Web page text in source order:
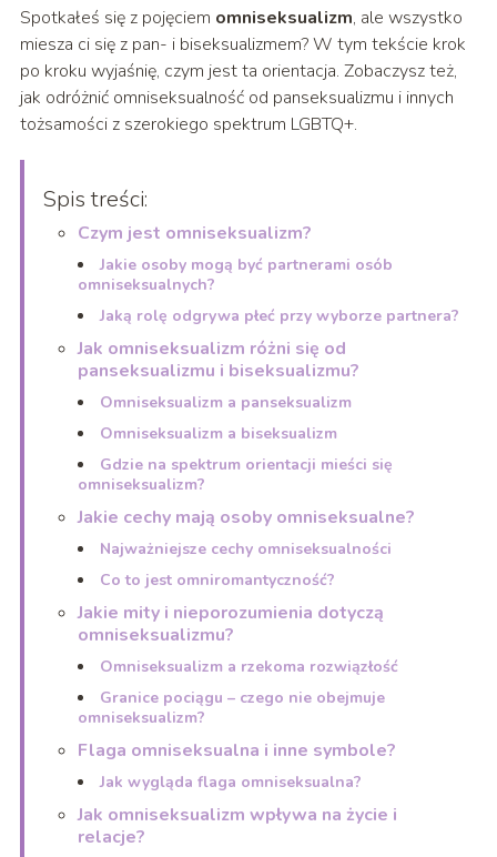
Spotkałeś się z pojęciem omniseksualizm, ale wszystko
miesza ci się z pan- i biseksualizmem? W tym tekście krok
po kroku wyjaśnię, czym jest ta orientacja. Zobaczysz też,
jak odróżnić omniseksualność od panseksualizmu i innych
tożsamości z szerokiego spektrum LGBTQ+.
Spis treści:
Czym jest omniseksualizm?
Jakie osoby mogą być partnerami osób
omniseksualnych?
Jaką rolę odgrywa płeć przy wyborze partnera?
Jak omniseksualizm różni się od
panseksualizmu i biseksualizmu?
Omniseksualizm a panseksualizm
Omniseksualizm a biseksualizm
Gdzie na spektrum orientacji mieści się
omniseksualizm?
Jakie cechy mają osoby omniseksualne?
Najważniejsze cechy omniseksualności
Co to jest omniromantyczność?
Jakie mity i nieporozumienia dotyczą
omniseksualizmu?
Omniseksualizm a rzekoma rozwiązłość
Granice pociągu – czego nie obejmuje
omniseksualizm?
Flaga omniseksualna i inne symbole?
Jak wygląda flaga omniseksualna?
Jak omniseksualizm wpływa na życie i
relacje?